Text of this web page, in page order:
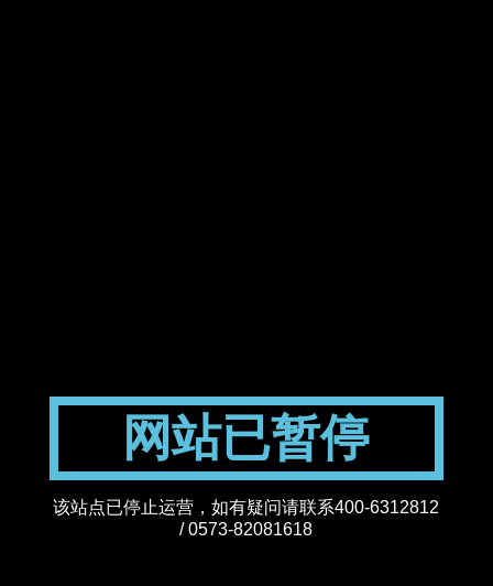
网站已暂停
该站点已停止运营，如有疑问请联系400-6312812
/ 0573-82081618